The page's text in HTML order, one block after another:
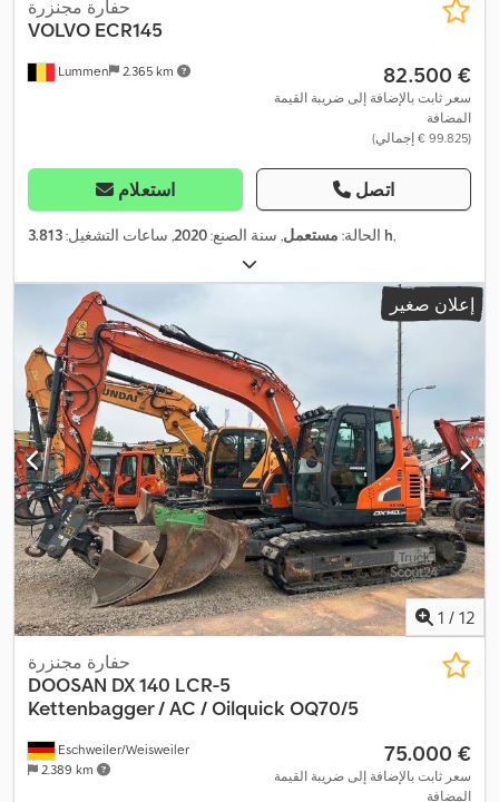
Lummen 2.365 km
حفارة مجنزرة
VOLVO ECR145
‏82.500 €
سعر ثابت بالإضافة إلى ضريبة القيمة
المضافة
(‏99.825 € إجمالي)
استعلام اتصل
الحالة: مستعمل, سنة الصنع:2020, ساعات التشغيل: 3.813 h,
إعلان صغير
1 / 12
Eschweiler/Weisweiler
2.389 km
حفارة مجنزرة
DOOSAN DX 140 LCR-5
Kettenbagger / AC / Oilquick OQ70/5
‏75.000 €
سعر ثابت بالإضافة إلى ضريبة القيمة
المضافة